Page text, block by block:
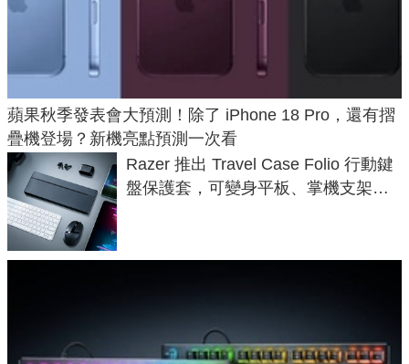
蘋果秋季發表會大預測！除了 iPhone 18 Pro，還有摺
疊機登場？新機亮點預測一次看
Razer 推出 Travel Case Folio 行動鍵
盤保護套，可變身平板、掌機支架，